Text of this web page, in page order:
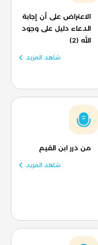
الاعتراض على أن إجابة
الدعاء دليل على وجود
الله (2)
شاهد المزيد
من درر ابن القيم
شاهد المزيد